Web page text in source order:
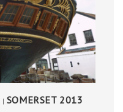
| SOMERSET 2013